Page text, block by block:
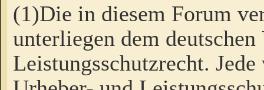
(1)Die in diesem Forum
unterliegen dem
Leistungsschutzrecht.